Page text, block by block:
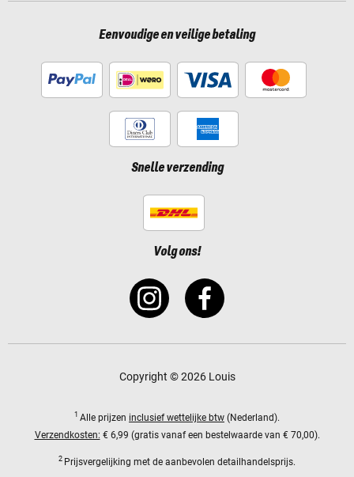
Eenvoudige en veilige betaling
Snelle verzending
Volg ons!
Copyright © 2026 Louis
1 Alle prijzen inclusief wettelijke btw (Nederland).
Verzendkosten: € 6,99 (gratis vanaf een bestelwaarde van € 70,00).
2 Prijsvergelijking met de aanbevolen detailhandelsprijs.